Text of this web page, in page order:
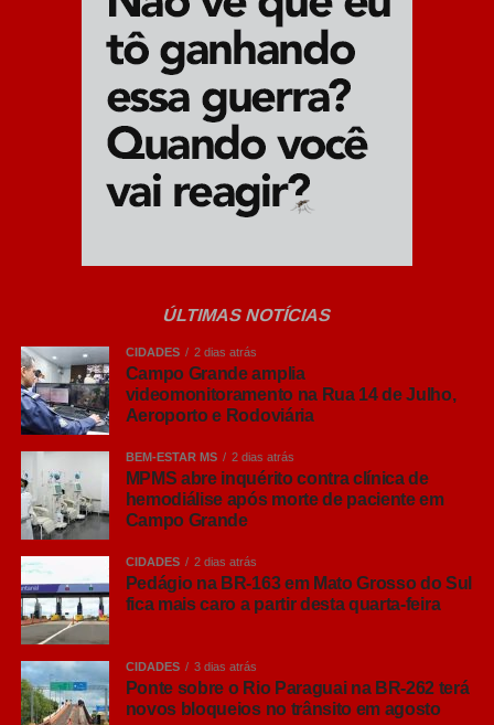
Sexta-feira (22/05)
Dança: “Relicário de Mim”
Um espetáculo sensível sobre
identidade e memória, estrelado pela
bailarina Frantielly Khadija e dirigido por
Chico Neller.
Local:Sesc Teatro Prosa (Rua Anhanduí,
200 – Centro)
Entrada:Gratuita (retirada de ingressos
pelo Sympla)
Classificação:Livre
Sábado (23/05)
Teatro Infantil: “A Fabulosa História do Guri-
O que é:O grupo Fulano di Tal apresenta
ÚLTIMAS NOTÍCIAS
CIDADES 2 dias atrás
Campo Grande amplia
videomonitoramento na Rua 14 de Julho,
Aeroporto e Rodoviária
BEM-ESTAR MS 2 dias atrás
MPMS abre inquérito contra clínica de
hemodiálise após morte de paciente em
Campo Grande
CIDADES 2 dias atrás
Pedágio na BR-163 em Mato Grosso do Sul
fica mais caro a partir desta quarta-feira
CIDADES 3 dias atrás
Ponte sobre o Rio Paraguai na BR-262 terá
novos bloqueios no trânsito em agosto